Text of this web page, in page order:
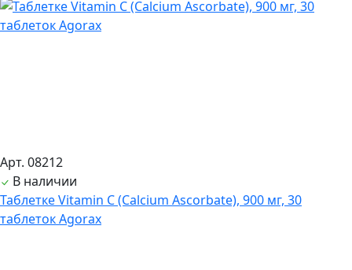
Арт. 08212
В наличии
Таблетке Vitamin C (Calcium Ascorbate), 900 мг, 30
таблеток Agorax